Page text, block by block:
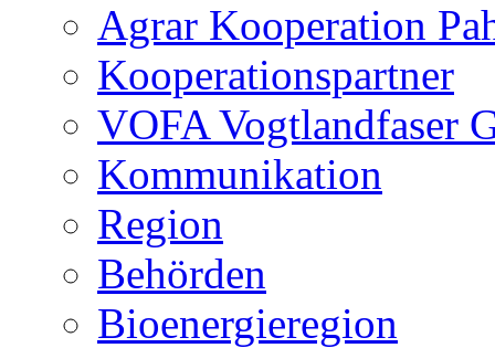
Agrar Kooperation
Kooperationspartner
VOFA Vogtlandfaser
Kommunikation
Region
Behörden
Bioenergieregion